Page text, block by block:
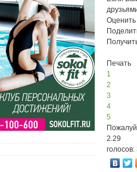
Оценить
Печать
1
2
3
4
5
2.29
голосов: